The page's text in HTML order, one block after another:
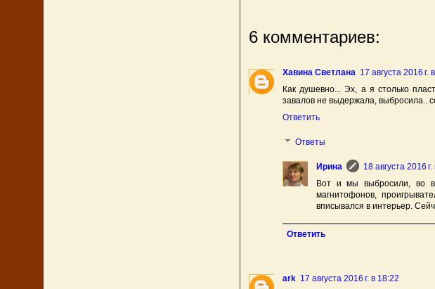
6 комментариев:
Хавина Светлана 17 августа 2016 г.
Как душевно... Эх, а я столько
завалов не выдержала, выбросила..
Ответить
Ответы
Ирина
18 августа 2016
Вот и мы выбросили, во
магнитофонов,
вписывался в интерьер.
Ответить
ark 17 августа 2016 г. в 18:22